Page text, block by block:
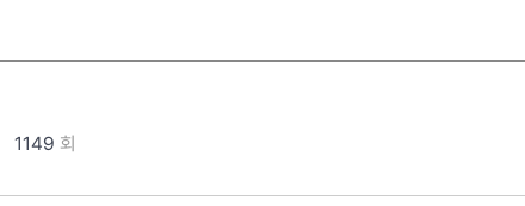
1149 회